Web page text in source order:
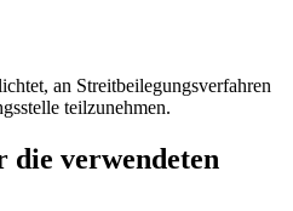
an Streitbeilegungsverfahren
teilzunehmen.
die verwendeten